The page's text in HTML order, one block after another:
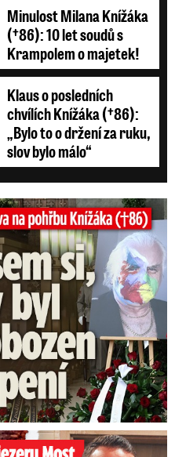
Minulost Milana Knížáka
(†86): 10 let soudů s
Krampolem o majetek!
Klaus o posledních
chvílích Knížáka (†86):
„Bylo to o držení za ruku,
slov bylo málo“
Knížáka: Přál jsem si...
táta Dominik (†28)